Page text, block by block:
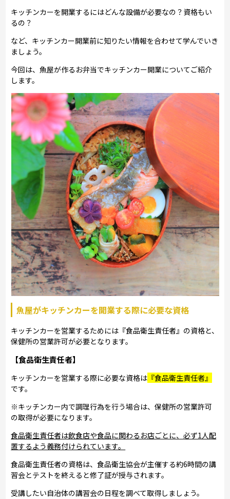
キッチンカーを開業するにはどんな設備が必要なの？資格もい
るの？
など、キッチンカー開業前に知りたい情報を合わせて学んでいき
ましょう。
今回は、魚屋が作るお弁当でキッチンカー開業についてご紹介
します。
魚屋がキッチンカーを開業する際に必要な資格
キッチンカーを営業するためには『食品衛生責任者』の資格と、
保健所の営業許可が必要となります。
【食品衛生責任者】
キッチンカーを営業する際に必要な資格は 『食品衛生責任者』
です。
※キッチンカー内で調理行為を行う場合は、保健所の営業許可
の取得が必要になります。
食品衛生責任者は飲食店や食品に関わるお店ごとに、必ず1人配
置するよう義務付けられています。
食品衛生責任者の資格は、食品衛生協会が主催する約6時間の講
習会とテストを終えると修了証が授与されます。
受講したい自治体の講習会の日程を調べて取得しましょう。